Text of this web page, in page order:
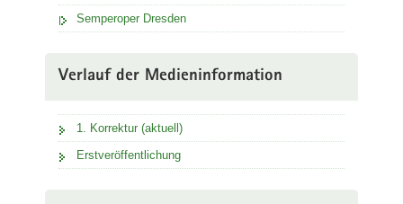
Semperoper Dresden
Verlauf der Medieninformation
1. Korrektur (aktuell)
Erstveröffentlichung